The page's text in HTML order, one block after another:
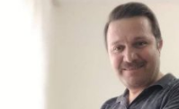
dediler. Demen n’olur bana garip
serseri, Bilmiyorum bulunduğum
bu yeri. Sevdamın yolunda...